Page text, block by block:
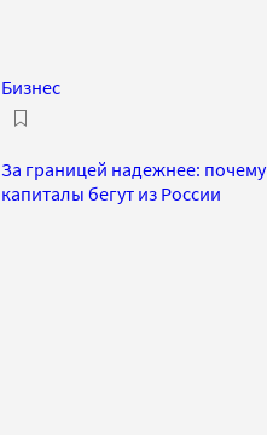
Бизнес
За границей надежнее: почему
капиталы бегут из России